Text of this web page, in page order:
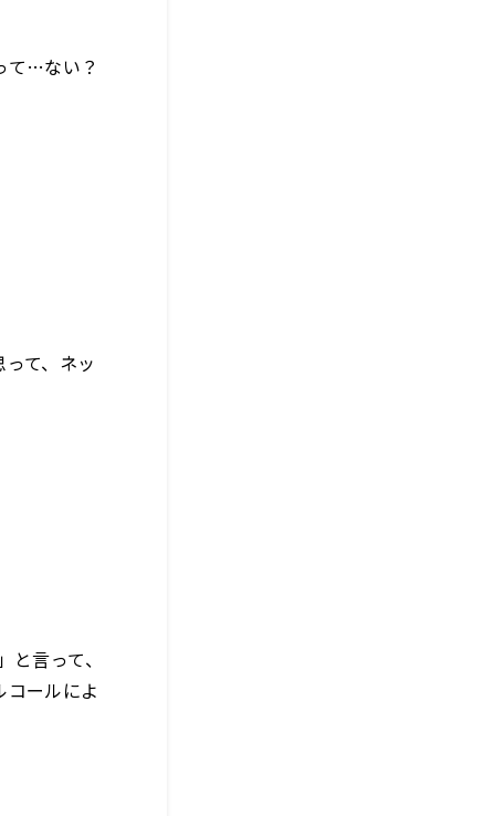
て…ない？
て、ネッ
言って、
ールによ